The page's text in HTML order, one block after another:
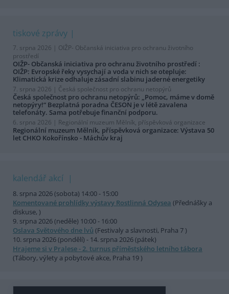
tiskové zprávy
7. srpna 2026 | OIŽP- Občanská iniciativa pro ochranu životního
prostředí
OIŽP- Občanská iniciativa pro ochranu životního prostředí :
OIŽP: Evropské řeky vysychají a voda v nich se otepluje:
Klimatická krize odhaluje zásadní slabinu jaderné energetiky
7. srpna 2026 | Česká společnost pro ochranu netopýrů
Česká společnost pro ochranu netopýrů: „Pomoc, máme v domě
netopýry!“ Bezplatná poradna ČESON je v létě zavalena
telefonáty. Sama potřebuje finanční podporu.
6. srpna 2026 | Regionální muzeum Mělník, příspěvková organizace
Regionální muzeum Mělník, příspěvková organizace: Výstava 50
let CHKO Kokořínsko - Máchův kraj
kalendář akcí
8. srpna 2026 (sobota) 14:00 - 15:00
Komentované prohlídky výstavy Rostlinná Odysea (Přednášky a
diskuse, )
9. srpna 2026 (neděle) 10:00 - 16:00
Oslava Světového dne lvů (Festivaly a slavnosti, Praha 7 )
10. srpna 2026 (pondělí) - 14. srpna 2026 (pátek)
Hrajeme si v Pralese - 2. turnus příměstského letního tábora
(Tábory, výlety a pobytové akce, Praha 19 )